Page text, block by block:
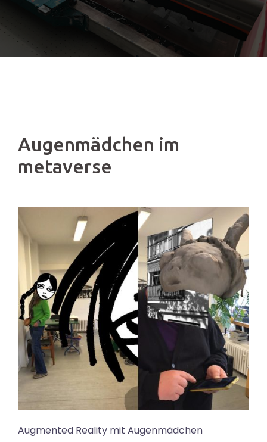
Augenmädchen im
metaverse
Augmented Reality mit Augenmädchen